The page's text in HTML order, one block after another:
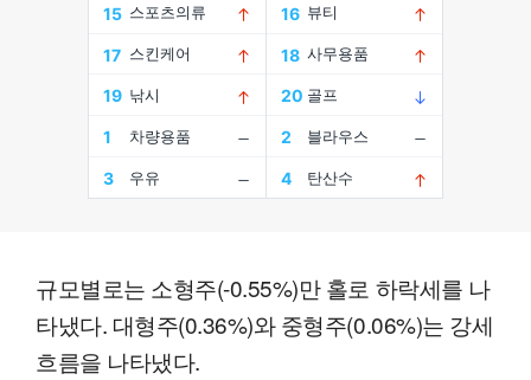
규모별로는 소형주(-0.55%)만 홀로 하락세를 나
타냈다. 대형주(0.36%)와 중형주(0.06%)는 강세
흐름을 나타냈다.